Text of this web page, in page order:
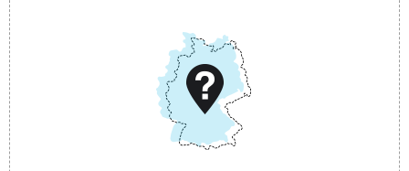
DMG Aktiengesellschaft
www.dmg-ag.com